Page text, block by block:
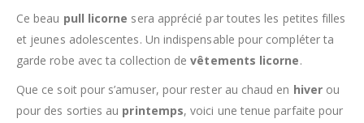
Ce beau pull licorne sera apprécié par toutes les petites filles
et jeunes adolescentes. Un indispensable pour compléter ta
garde robe avec ta collection devêtements licorne.
Que ce soit pour s’amuser, pour rester au chaud en hiverou
pour des sorties au printemps, voici une tenue parfaite pour